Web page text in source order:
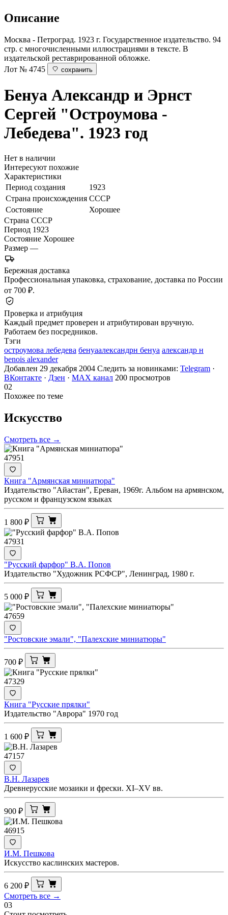
Описание
Москва - Петроград. 1923 г. Государственное издательство. 94
стр. с многочисленными иллюстрациями в тексте. В
издательской реставрированной обложке.
Лот № 4745
сохранить
Бенуа Александр и Эрнст
Сергей "Остроумова -
Лебедева". 1923 год
Нет в наличии
Интересуют похожие
Характеристики
Период создания
1923
Страна происхождения СССР
Состояние
Хорошее
Страна СССР
Период 1923
Состояние Хорошее
Размер —
Бережная доставка
Профессиональная упаковка, страхование, доставка по России
от 700 ₽.
Проверка и атрибуция
Каждый предмет проверен и атрибутирован вручную.
Работаем без посредников.
Тэги
остроумова лебедева бенуаалександрн бенуа александр н
benois alexander
Добавлен 29 декабря 2004 Следить за новинками: Telegram ·
ВКонтакте · Дзен · MAX канал 200 просмотров
02
Похожее по теме
Искусство
Смотреть все →
47951
Книга "Армянская миниатюра"
Издательство "Айастан", Ереван, 1969г. Альбом на армянском,
русском и французском языках
1 800 ₽
47931
"Русский фарфор" В.А. Попов
Издательство "Художник РСФСР", Ленинград, 1980 г.
5 000 ₽
47659
"Ростовские эмали", "Палехские миниатюры"
700 ₽
47329
Книга "Русские прялки"
Издательство "Аврора" 1970 год
1 600 ₽
47157
В.Н. Лазарев
Древнерусские мозаики и фрески. XI–XV вв.
900 ₽
46915
И.М. Пешкова
Искусство каслинских мастеров.
6 200 ₽
Смотреть все →
03